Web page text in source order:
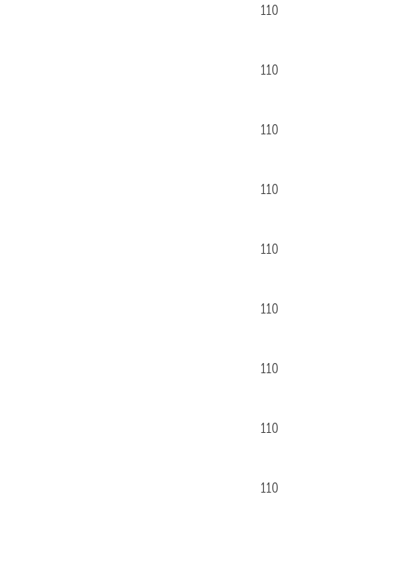
110
110
110
110
110
110
110
110
110